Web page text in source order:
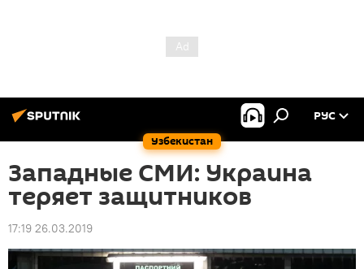
Узбекистан
РУС
Западные СМИ: Украина
теряет защитников
17:19 26.03.2019